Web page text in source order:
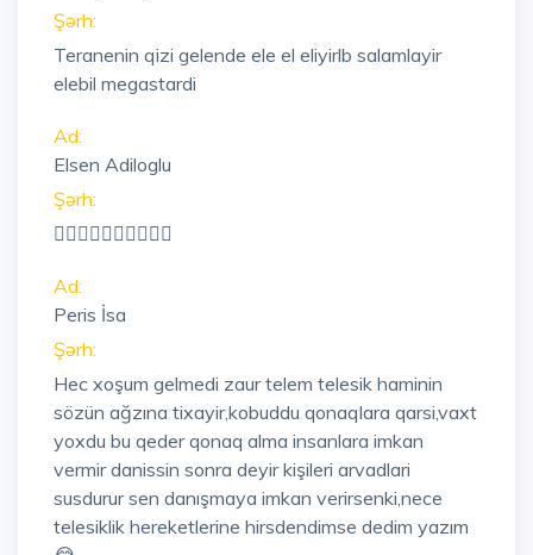
Şərh:
Teranenin qizi gelende ele el eliyirlb salamlayir
elebil megastardi
Ad:
Elsen Adiloglu
Şərh:
👍🏻👍🏻👍🏻👍🏻👍🏻
Ad:
Peris İsa
Şərh:
Hec xoşum gelmedi zaur telem telesik haminin
sözün ağzına tixayir,kobuddu qonaqlara qarsi,vaxt
yoxdu bu qeder qonaq alma insanlara imkan
vermir danissin sonra deyir kişileri arvadlari
susdurur sen danışmaya imkan verirsenki,nece
telesiklik hereketlerine hirsdendimse dedim yazım